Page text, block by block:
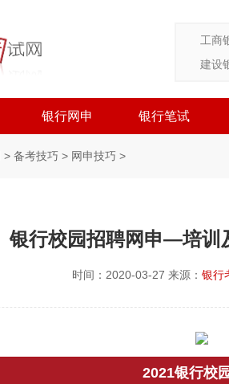
工商
建设
银行网申 银行笔试
> 备考技巧 > 网申技巧 >
银行校园招聘网申—培训
时间：2020-03-27 来源： 银行
2021银行校